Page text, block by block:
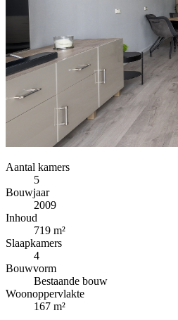
Aantal kamers
5
Bouwjaar
2009
Inhoud
719 m²
Slaapkamers
4
Bouwvorm
Bestaande bouw
Woonoppervlakte
167 m²